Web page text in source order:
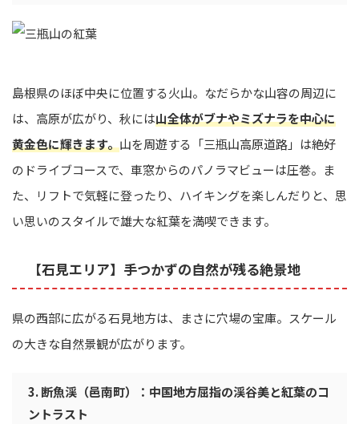
島根県のほぼ中央に位置する火山。なだらかな山容の周辺に
は、高原が広がり、秋には山全体がブナやミズナラを中心に
黄金色に輝きます。山を周遊する「三瓶山高原道路」は絶好
のドライブコースで、車窓からのパノラマビューは圧巻。ま
た、リフトで気軽に登ったり、ハイキングを楽しんだりと、思
い思いのスタイルで雄大な紅葉を満喫できます。
【石見エリア】手つかずの自然が残る絶景地
県の西部に広がる石見地方は、まさに穴場の宝庫。スケール
の大きな自然景観が広がります。
3. 断魚渓（邑南町）：中国地方屈指の渓谷美と紅葉のコ
ントラスト